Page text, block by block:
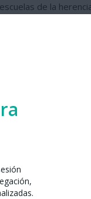
de la
y la amistad
que la unen a la
países,
con la ayuda de
Unidas en
Extranjeros, la
y Turismo de
ONG de Beijing